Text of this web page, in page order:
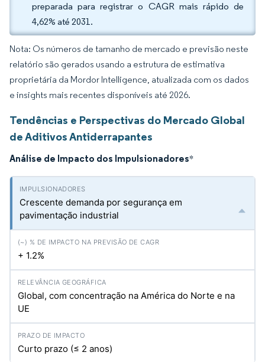
preparada para registrar o CAGR mais rápido de
4,62% até 2031.
Nota: Os números de tamanho de mercado e previsão neste
relatório são gerados usando a estrutura de estimativa
proprietária da Mordor Intelligence, atualizada com os dados
e insights mais recentes disponíveis até 2026.
Tendências e Perspectivas do Mercado Global
de Aditivos Antiderrapantes
Análise de Impacto dos Impulsionadores*
Crescente demanda por segurança em
pavimentação industrial
+ 1.2%
Global, com concentração na América do Norte e na
UE
Curto prazo (≤ 2 anos)